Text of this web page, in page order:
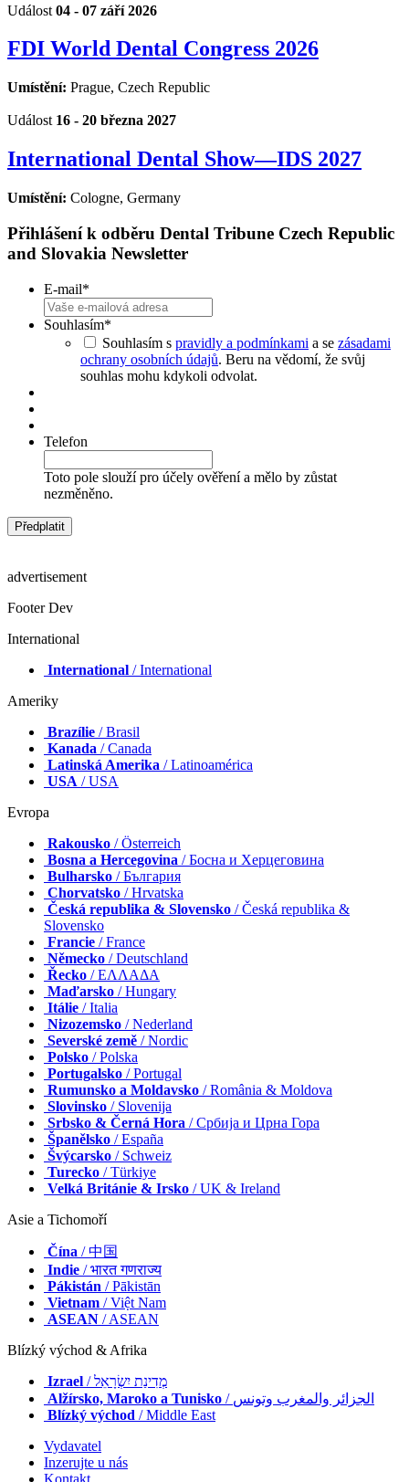
Událost 04 - 07 září 2026
FDI World Dental Congress 2026
Umístění: Prague, Czech Republic
Událost 16 - 20 března 2027
International Dental Show—IDS 2027
Umístění: Cologne, Germany
Přihlášení k odběru Dental Tribune Czech Republic
and Slovakia Newsletter
E-mail*
Souhlasím*
Souhlasím s pravidly a podmínkami a se zásadami
ochrany osobních údajů. Beru na vědomí, že svůj
souhlas mohu kdykoli odvolat.
Telefon
Toto pole slouží pro účely ověření a mělo by zůstat
nezměněno.
advertisement
Footer Dev
International
International / International
Ameriky
Brazílie / Brasil
Kanada / Canada
Latinská Amerika / Latinoamérica
USA / USA
Evropa
Rakousko / Österreich
Bosna a Hercegovina / Босна и Херцеговина
Bulharsko / България
Chorvatsko / Hrvatska
Česká republika & Slovensko / Česká republika &
Slovensko
Francie / France
Německo / Deutschland
Řecko / ΕΛΛΑΔΑ
Maďarsko / Hungary
Itálie / Italia
Nizozemsko / Nederland
Severské země / Nordic
Polsko / Polska
Portugalsko / Portugal
Rumunsko a Moldavsko / România & Moldova
Slovinsko / Slovenija
Srbsko & Černá Hora / Србија и Црна Гора
Španělsko / España
Švýcarsko / Schweiz
Turecko / Türkiye
Velká Británie & Irsko / UK & Ireland
Asie a Tichomoří
Čína / 中国
Indie / भारत गणराज्य
Pákistán / Pākistān
Vietnam / Việt Nam
ASEAN / ASEAN
Blízký východ & Afrika
Izrael
/ מְדִינַת יִשְׂרָאֵל
Alžírsko, Maroko a Tunisko
/ الجزائر والمغرب وتونس
Blízký východ / Middle East
Vydavatel
Inzerujte u nás
Kontakt